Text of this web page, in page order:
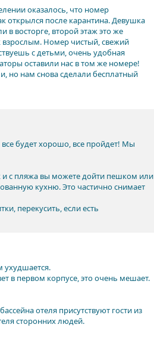
оказалось, что номер
открылся после карантина. Девушка
в восторге, второй этаж это же
взрослым. Номер чистый, свежий
с детьми, очень удобная
оставили нас в том же номере!
но нам снова сделали бесплатный
будет хорошо, все пройдет! Мы
и с пляжа вы можете дойти пешком или
кухню. Это частично снимает
перекусить, если есть
ухудшается.
в первом корпусе, это очень мешает.
отеля присутствуют гости из
сторонних людей.